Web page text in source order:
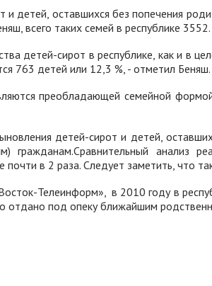
детей, оставшихся без попечения
всего таких семей в республике 3552.
детей-сирот в республике, как и в
763 детей или 12,3 %, - отметил Беняш.
преобладающей семейной
детей-сирот и детей,
гражданам.Сравнительный анализ
почти в 2 раза. Следует заметить, что
Телеинформ», в 2010 году в
отдано под опеку ближайшим